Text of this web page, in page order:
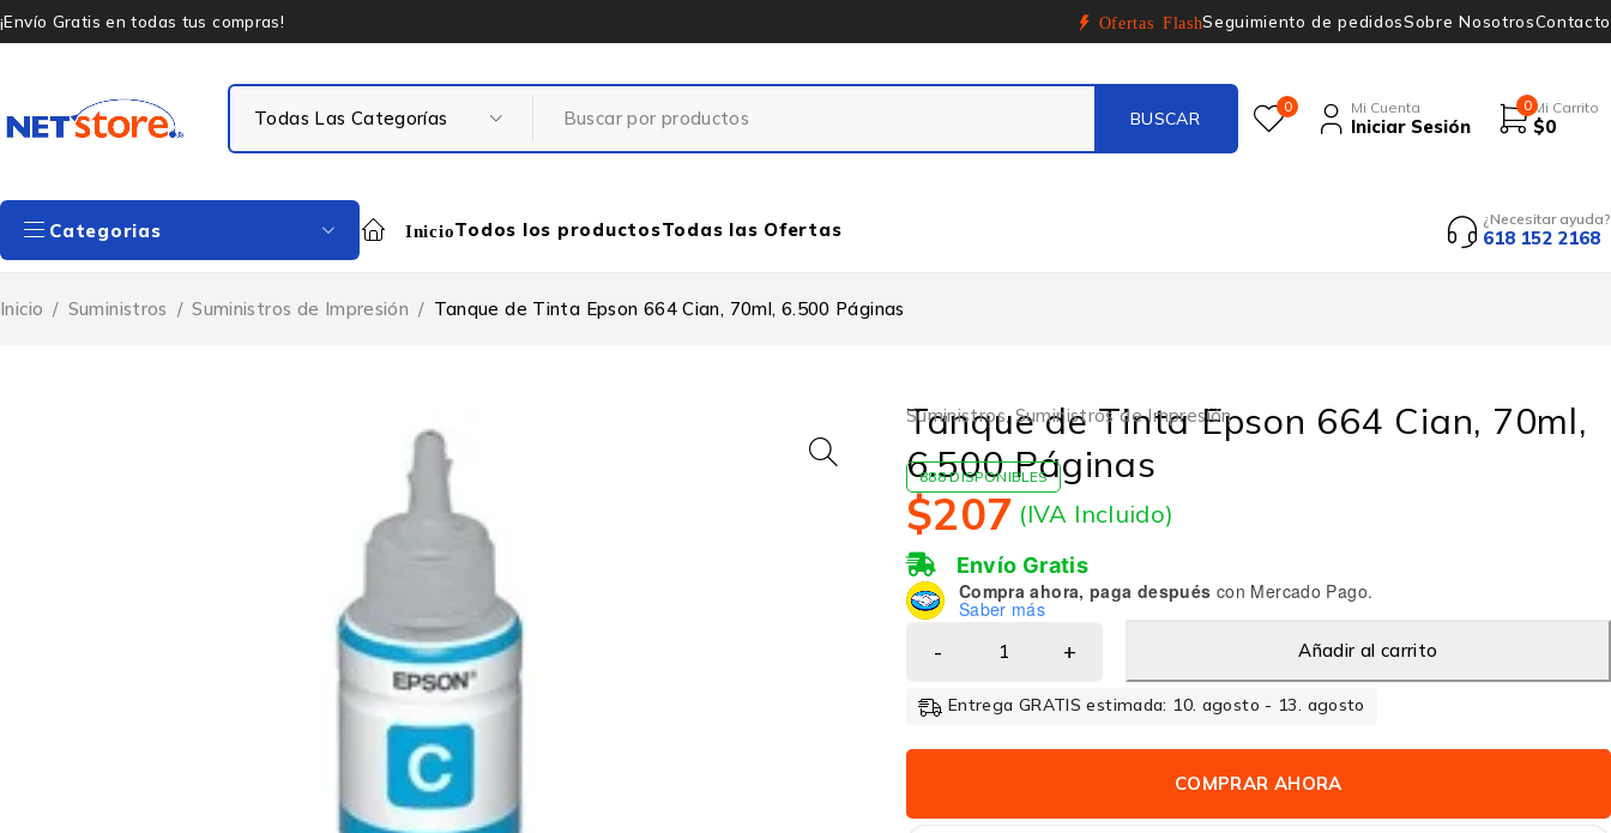
¡Envío Gratis en todas tus compras! Ofertas FlashSeguimiento de pedidosSobre NosotrosContacto
0 Mi Cuenta
Iniciar Sesión
0 Mi Carrito
$0
Categorias InicioTodos los productosTodas las Ofertas ¿Necesitar ayuda?
618 152 2168
Inicio / Suministros / Suministros de Impresión / Tanque de Tinta Epson 664 Cian, 70ml, 6.500 Páginas
Suministros,Suministros de Impresión
Tanque de Tinta Epson 664 Cian, 70ml,
6.500 Páginas
888 DISPONIBLES
$207 (IVA Incluido)
Envío Gratis
Compra ahora, paga después con Mercado Pago.
Saber más
Añadir al carrito
Entrega GRATIS estimada: 10. agosto - 13. agosto
COMPRAR AHORA